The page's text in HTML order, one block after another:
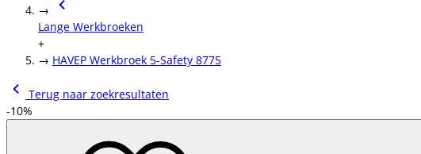
→
Lange Werkbroeken
+
→ HAVEP Werkbroek 5-Safety 8775
Terug naar zoekresultaten
-10%